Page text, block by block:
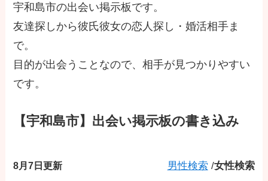
宇和島市の出会い掲示板です。
友達探しから彼氏彼女の恋人探し・婚活相手ま
で。
目的が出会うことなので、相手が見つかりやすい
です。
【宇和島市】出会い掲示板の書き込み
8月7日更新 男性検索 /女性検索